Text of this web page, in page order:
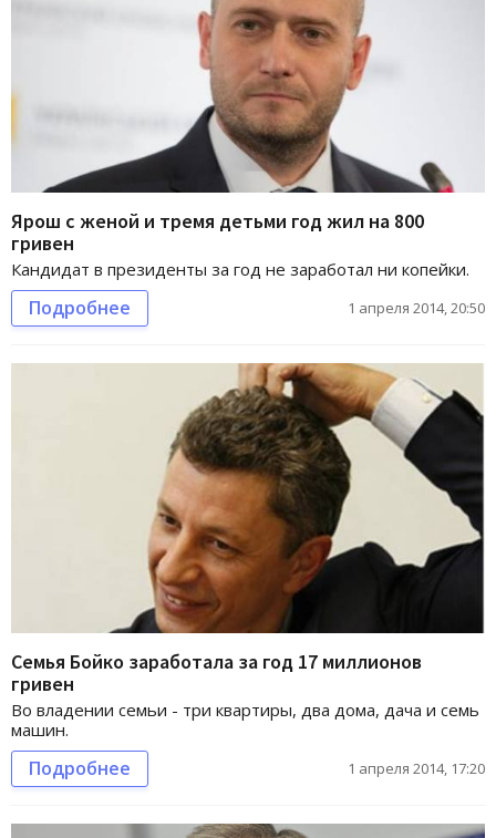
Ярош с женой и тремя детьми год жил на 800
гривен
Кандидат в президенты за год не заработал ни копейки.
Подробнее 1 апреля 2014, 20:50
Семья Бойко заработала за год 17 миллионов
гривен
Во владении семьи - три квартиры, два дома, дача и семь
машин.
Подробнее 1 апреля 2014, 17:20